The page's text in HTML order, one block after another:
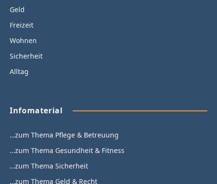
Geld
Freizeit
Wohnen
Sicherheit
Alltag
Infomaterial
…zum Thema Pflege & Betreuung
…zum Thema Gesundheit & Fitness
…zum Thema Sicherheit
…zum Thema Geld & Recht